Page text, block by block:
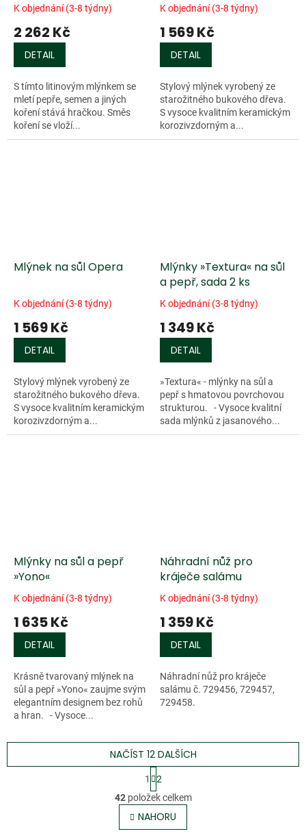
K objednání (3-8 týdny)
2 262 Kč
DETAIL
S tímto litinovým mlýnkem se
mletí pepře, semen a jiných
koření stává hračkou. Směs
koření se vloží...
K objednání (3-8 týdny)
1 569 Kč
DETAIL
Stylový mlýnek vyrobený ze
starožitného bukového dřeva.
S vysoce kvalitním keramickým
korozivzdorným a...
Mlýnek na sůl Opera
K objednání (3-8 týdny)
1 569 Kč
DETAIL
Stylový mlýnek vyrobený ze
starožitného bukového dřeva.
S vysoce kvalitním keramickým
korozivzdorným a...
Mlýnky »Textura« na sůl
a pepř, sada 2 ks
K objednání (3-8 týdny)
1 349 Kč
DETAIL
»Textura« - mlýnky na sůl a
pepř s hmatovou povrchovou
strukturou. - Vysoce kvalitní
sada mlýnků z jasanového...
Mlýnky na sůl a pepř
»Yono«
K objednání (3-8 týdny)
1 635 Kč
DETAIL
Krásně tvarovaný mlýnek na
sůl a pepř »Yono« zaujme svým
elegantním designem bez rohů
a hran. - Vysoce...
Náhradní nůž pro
kráječe salámu
K objednání (3-8 týdny)
1 359 Kč
DETAIL
Náhradní nůž pro kráječe
salámu č. 729456, 729457,
729458.
O
v
l
á
NAČÍST 12 DALŠÍCH
S
t
r
á
n
k
1
2
42položek celkem
NAHORU